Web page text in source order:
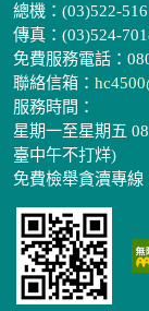
總機：(03)522-
傳真：(03)524-
免費服務電話：
聯絡信箱：
服務時間：
星期一至星期五
臺中午不打烊)
免費檢舉貪瀆專線